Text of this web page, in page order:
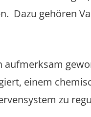
Dazu gehören
aufmerksam
einem
zu